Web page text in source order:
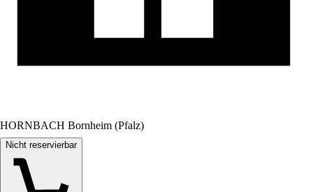
HORNBACH Bornheim (Pfalz)
Nicht reservierbar